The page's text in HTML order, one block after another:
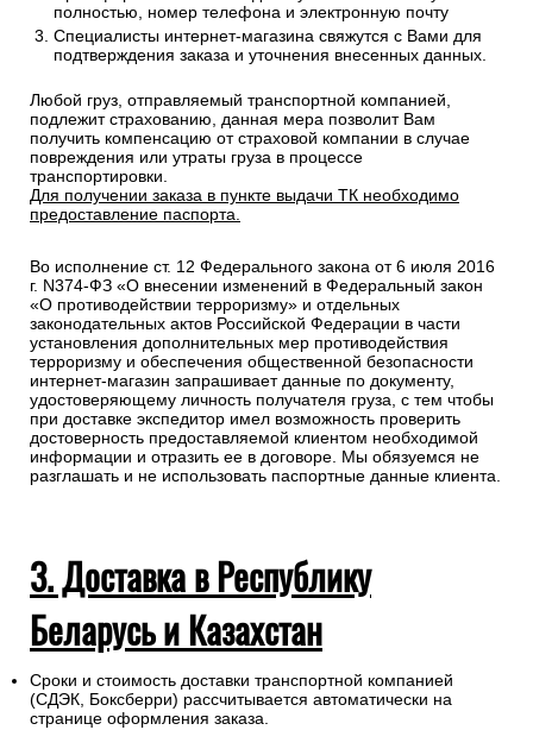
полностью, номер телефона и электронную почту
Специалисты интернет-магазина свяжутся с Вами для
подтверждения заказа и уточнения внесенных данных.
Любой груз, отправляемый транспортной компанией,
подлежит страхованию, данная мера позволит Вам
получить компенсацию от страховой компании в случае
повреждения или утраты груза в процессе
транспортировки.
Для получении заказа в пункте выдачи ТК необходимо
предоставление паспорта.
Во исполнение ст. 12 Федерального закона от 6 июля 2016
г. N374-ФЗ «О внесении изменений в Федеральный закон
«О противодействии терроризму» и отдельных
законодательных актов Российской Федерации в части
установления дополнительных мер противодействия
терроризму и обеспечения общественной безопасности
интернет-магазин запрашивает данные по документу,
удостоверяющему личность получателя груза, с тем чтобы
при доставке экспедитор имел возможность проверить
достоверность предоставляемой клиентом необходимой
информации и отразить ее в договоре. Мы обязуемся не
разглашать и не использовать паспортные данные клиента.
3. Доставка в Республику
Беларусь и Казахстан
Сроки и стоимость доставки транспортной компанией
(СДЭК, Боксберри) рассчитывается автоматически на
странице оформления заказа.